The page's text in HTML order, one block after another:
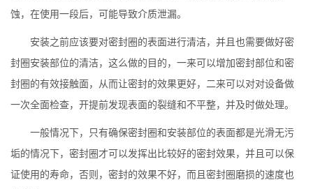
蚀，在使用一段后，可能导致介质泄漏。
安装之前应该要对密封圈的表面进行清洁，并且也需要做好密
封圈安装部位的清洁，这么做的目的，一来可以增加密封部位和密
封圈的有效接触面，从而让密封的效果更好，二来可以对对设备做
一次全面检查，开提前发现表面的裂缝和不平整，并及时做处理。
一般情况下，只有确保密封圈和安装部位的表面都是光滑无污
垢的情况下，密封圈才可以发挥出比较好的密封效果，并且可以保
证使用的寿命，否则，密封的效果不好，而且密封圈磨损的速度也